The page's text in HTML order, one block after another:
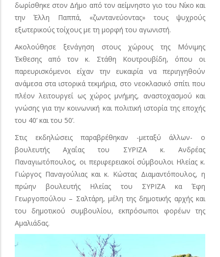
δωρίσθηκε στον Δήμο από τον αείμνηστο γιο του Νίκο και
την Έλλη Παππά, «ζωντανεύοντας» τους ψυχρούς
εξωτερικούς τοίχους με τη μορφή του αγωνιστή.
Ακολούθησε ξενάγηση στους χώρους της Μόνιμης
Έκθεσης από τον κ. Στάθη Κουτρουβίδη, όπου οι
παρευρισκόμενοι είχαν την ευκαιρία να περιηγηθούν
ανάμεσα στα ιστορικά τεκμήρια, στο νεοκλασικό σπίτι που
πλέον λειτουργεί ως χώρος μνήμης, αναστοχασμού και
γνώσης για την κοινωνική και πολιτική ιστορία της εποχής
του 40’ και του 50’.
Στις εκδηλώσεις παραβρέθηκαν -μεταξύ άλλων- ο
βουλευτής Αχαΐας του ΣΥΡΙΖΑ κ. Ανδρέας
Παναγιωτόπουλος, οι περιφερειακοί σύμβουλοι Ηλείας κ.
Γιώργος Παναγούλιας και κ. Κώστας Διαμαντόπουλος, η
πρώην βουλευτής Ηλείας του ΣΥΡΙΖΑ κα Έφη
Γεωργοπούλου – Σαλτάρη, μέλη της δημοτικής αρχής και
του δημοτικού συμβουλίου, εκπρόσωποι φορέων της
Αμαλιάδας.